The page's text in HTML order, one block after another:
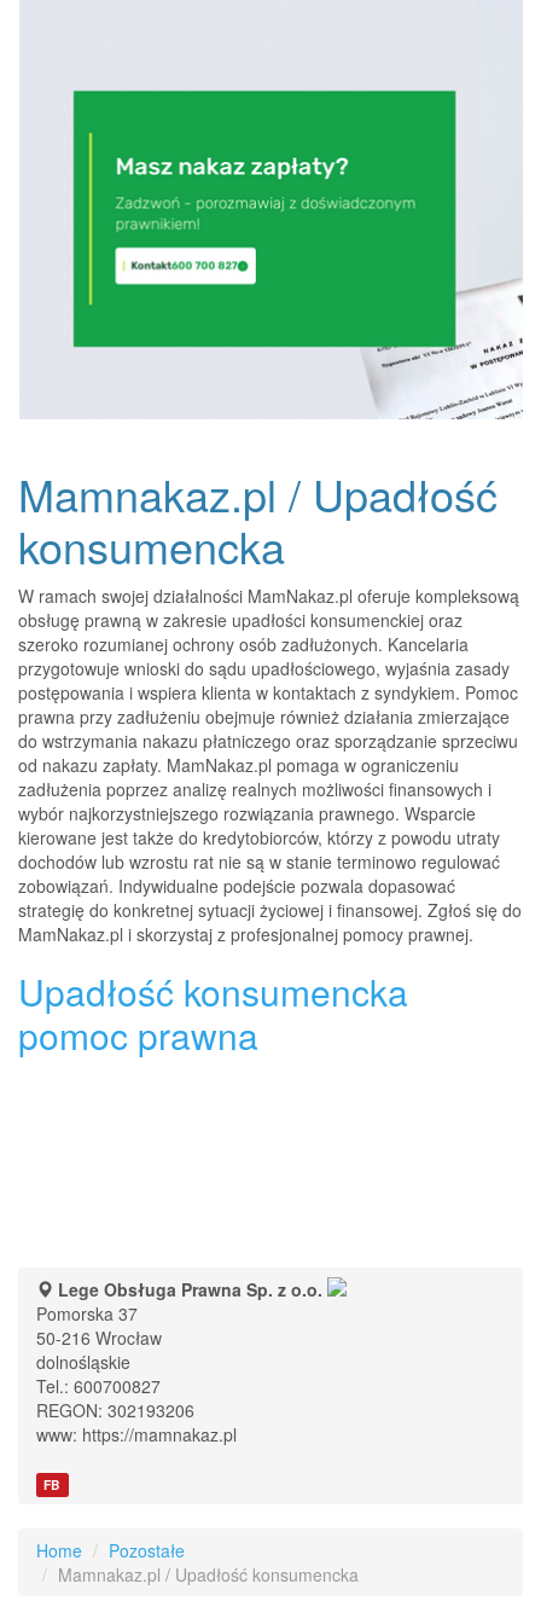
Mamnakaz.pl / Upadłość
konsumencka
W ramach swojej działalności MamNakaz.pl oferuje kompleksową
obsługę prawną w zakresie upadłości konsumenckiej oraz
szeroko rozumianej ochrony osób zadłużonych. Kancelaria
przygotowuje wnioski do sądu upadłościowego, wyjaśnia zasady
postępowania i wspiera klienta w kontaktach z syndykiem. Pomoc
prawna przy zadłużeniu obejmuje również działania zmierzające
do wstrzymania nakazu płatniczego oraz sporządzanie sprzeciwu
od nakazu zapłaty. MamNakaz.pl pomaga w ograniczeniu
zadłużenia poprzez analizę realnych możliwości finansowych i
wybór najkorzystniejszego rozwiązania prawnego. Wsparcie
kierowane jest także do kredytobiorców, którzy z powodu utraty
dochodów lub wzrostu rat nie są w stanie terminowo regulować
zobowiązań. Indywidualne podejście pozwala dopasować
strategię do konkretnej sytuacji życiowej i finansowej. Zgłoś się do
MamNakaz.pl i skorzystaj z profesjonalnej pomocy prawnej.
Upadłość konsumencka
pomoc prawna
Lege Obsługa Prawna Sp. z o.o.
Pomorska 37
50-216 Wrocław
dolnośląskie
Tel.: 600700827
REGON: 302193206
www: https://mamnakaz.pl
FB
Home
Pozostałe
Mamnakaz.pl / Upadłość konsumencka